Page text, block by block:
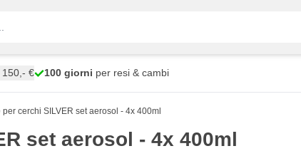
150,- € 100 giorni per resi & cambi
cerchi SILVER set aerosol - 4x 400ml
set aerosol - 4x 400ml